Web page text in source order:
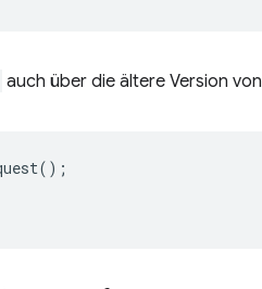
auch über die ältere Version von
();